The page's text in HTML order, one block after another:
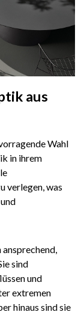
aus
Wahl
in ihrem
verlegen, was
sind
und
extremen
hinaus sind sie